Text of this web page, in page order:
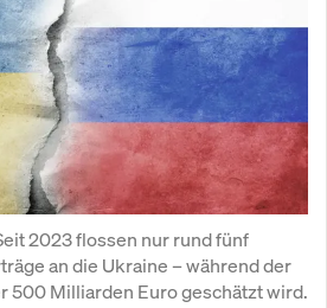
2023 flossen nur rund fünf
an die Ukraine – während der
500 Milliarden Euro geschätzt wird.